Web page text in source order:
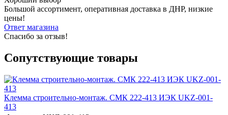
Большой ассортимент, оперативная доставка в ДНР, низкие
цены!
Ответ магазина
Спасибо за отзыв!
Сопутствующие товары
Клемма строительно-монтаж. СМК 222-413 ИЭК UKZ-001-
413